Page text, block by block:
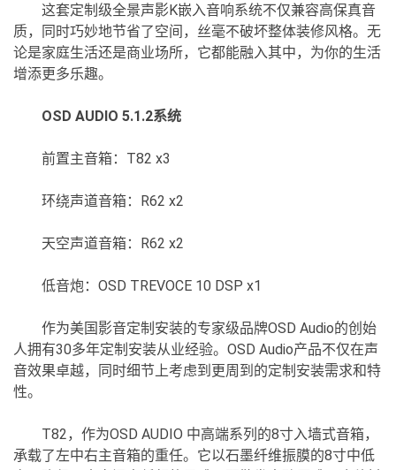
这套定制级全景声影K嵌入音响系统不仅兼容高保真音
质，同时巧妙地节省了空间，丝毫不破坏整体装修风格。无
论是家庭生活还是商业场所，它都能融入其中，为你的生活
增添更多乐趣。
OSD AUDIO 5.1.2系统
前置主音箱：T82 x3
环绕声道音箱：R62 x2
天空声道音箱：R62 x2
低音炮：OSD TREVOCE 10 DSP x1
作为美国影音定制安装的专家级品牌OSD Audio的创始
人拥有30多年定制安装从业经验。OSD Audio产品不仅在声
音效果卓越，同时细节上考虑到更周到的定制安装需求和特
性。
T82，作为OSD AUDIO 中高端系列的8寸入墙式音箱，
承载了左中右主音箱的重任。它以石墨纤维振膜的8寸中低